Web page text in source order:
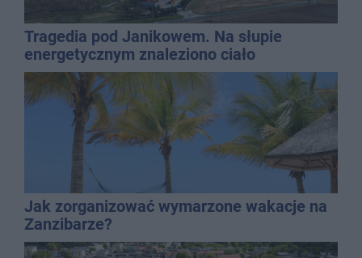
Tragedia pod Janikowem. Na słupie
energetycznym znaleziono ciało
mężczyzny
Jak zorganizować wymarzone wakacje na
Zanzibarze?